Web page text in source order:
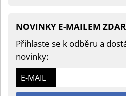
NOVINKY E-MAILEM
Přihlaste se k odběru a
novinky:
E-MAIL